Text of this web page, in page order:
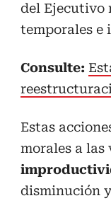
del Ejecutivo
temporales e
Consulte:
Estas
morales a
disminución